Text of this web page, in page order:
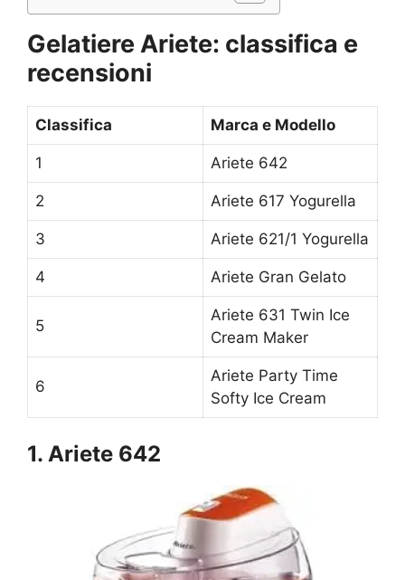
Gelatiere Ariete: classifica e
recensioni
Classifica Marca e Modello
1 Ariete 642
2 Ariete 617 Yogurella
3 Ariete 621/1 Yogurella
4 Ariete Gran Gelato
5
Ariete 631 Twin Ice
Cream Maker
6
Ariete Party Time
Softy Ice Cream
1. Ariete 642